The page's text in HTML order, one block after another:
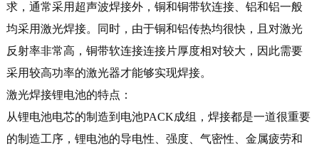
求，通常采用超声波焊接外，铜和铜带软连接、铝和铝一般
均采用激光焊接。同时，由于铜和铝传热均很快，且对激光
反射率非常高，铜带软连接连接片厚度相对较大，因此需要
采用较高功率的激光器才能够实现焊接。
激光焊接锂电池的特点：
从锂电池电芯的制造到电池PACK成组，焊接都是一道很重要
的制造工序，锂电池的导电性、强度、气密性、金属疲劳和